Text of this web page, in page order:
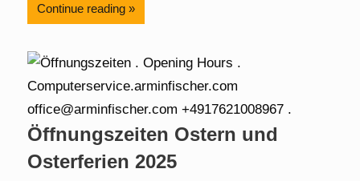
Continue reading
Öffnungszeiten Ostern und
Osterferien 2025